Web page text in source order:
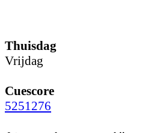
Thuisdag
Vrijdag
Cuescore
5251276